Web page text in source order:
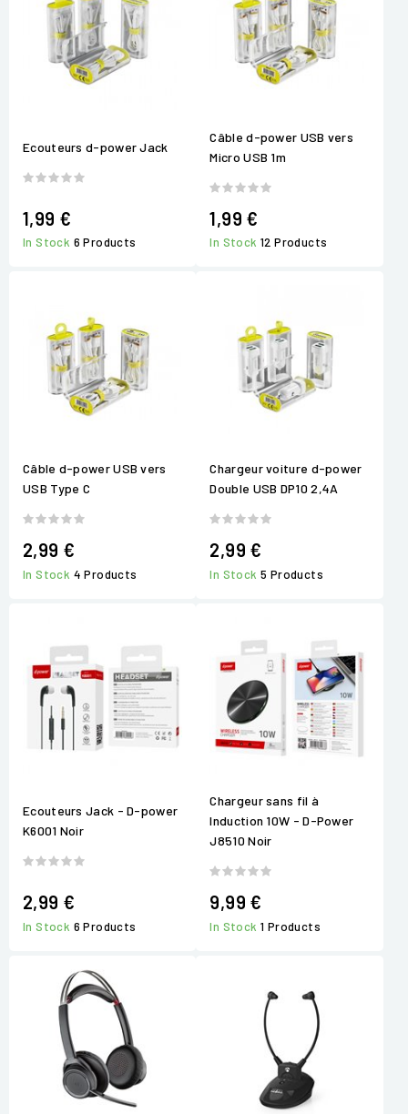
Ecouteurs d-power Jack
1,99 €
In Stock 6 Products
Câble d-power USB vers
Micro USB 1m
1,99 €
In Stock12 Products
Câble d-power USB vers
USB Type C
2,99 €
In Stock 4 Products
Chargeur voiture d-power
Double USB DP10 2,4A
2,99 €
In Stock5 Products
Ecouteurs Jack - D-power
K6001 Noir
2,99 €
In Stock 6 Products
Chargeur sans fil à
Induction 10W - D-Power
J8510 Noir
9,99 €
In Stock1 Products